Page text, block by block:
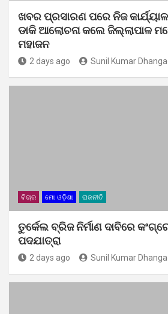
ଖବର ପ୍ରସାରଣ ପରେ ନିଜ
ଡାକି ଆଲୋଚନା କଲେ ଜିଲ୍ଲାପାଳ
ମହାଜନ
2 days ago Sunil Kumar
ବିଚାର ମୋ ଓଡ଼ିଶା ରାଜନୀତି
ତୁର୍କେଲ ବ୍ରିଜ ନିର୍ମାଣ ଦାବିରେ
ପଦଯାତ୍ରା
2 days ago Sunil Kumar